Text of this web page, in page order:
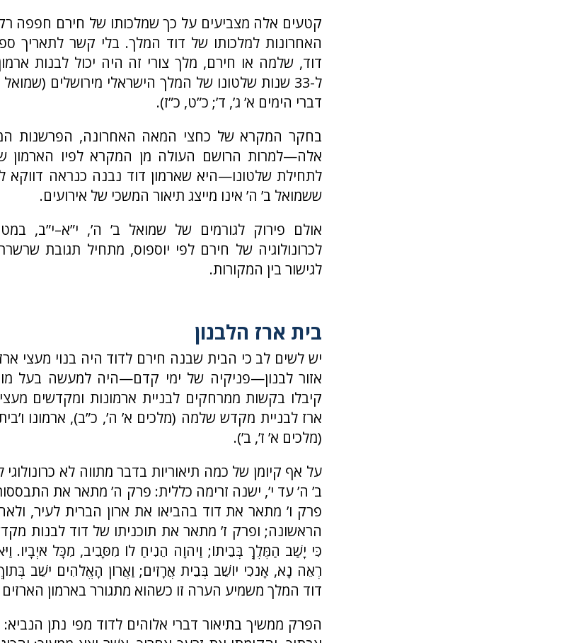
קטעים אלה מצביעים על כך שמלכותו של חירם חפפה
האחרונות למלכותו של דוד המלך. בלי קשר לתאריך
דוד, שלמה או חירם, מלך צורי זה היה יכול לבנות
ל-33 שנות שלטונו של המלך הישראלי מירושלים (שמואל
דברי הימים א’ ג’, ד’; כ”ט, כ”ז).
בחקר המקרא של כחצי המאה האחרונה, הפרשנות
אלה—למרות הרושם העולה מן המקרא לפיו הארמון
לתחילת שלטונו—היא שארמון דוד נבנה כנראה דווקא
ששמואל ב’ ה’ אינו מייצג תיאור המשכי של אירועים.
אולם פירוק לגורמים של שמואל ב’ ה’, י”א–י”ב,
לכרונולוגיה של חירם לפי יוספוס, מתחיל תגובת
לגישור בין המקורות.
בית ארז הלבנון
יש לשים לב כי הבית שבנה חירם לדוד היה בנוי מעצי
אזור לבנון—פניקיה של ימי קדם—היה למעשה בעל
קיבלו בקשות ממרחקים לבניית ארמונות ומקדשים
ארז לבניית מקדש שלמה (מלכים א’ ה’, כ”ב), ארמונו
(מלכים א’ ז’, ב’).
על אף קיומן של כמה תיאוריות בדבר מתווה לא
ב’ ה’ עד י’, ישנה זרימה כללית: פרק ה’ מתאר את
פרק ו’ מתאר את דוד בהביאו את ארון הברית לעיר,
הראשונה; ופרק ז’ מתאר את תוכניתו של דוד לבנות
כִּי יָשַׁב הַמֶּלֶךְ בְּבֵיתוֹ; וַיהוָה הֵנִיחַ לוֹ מִסָּבִיב, מִכָּל אֹיְבָיו.
רְאֵה נָא, אָנֹכִי יוֹשֵׁב בְּבֵית אֲרָזִים; וַאֲרוֹן הָאֱלֹהִים יֹשֵׁב
דוד המלך משמיע הערה זו כשהוא מתגורר בארמון
הפרק ממשיך בתיאור דברי אלוהים לדוד מפי נתן הנביא: